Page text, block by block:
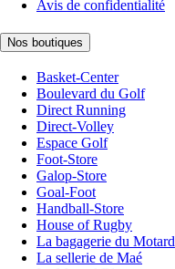
Avis de confidentialité
Nos boutiques
Basket-Center
Boulevard du Golf
Direct Running
Direct-Volley
Espace Golf
Foot-Store
Galop-Store
Goal-Foot
Handball-Store
House of Rugby
La bagagerie du Motard
La sellerie de Maé